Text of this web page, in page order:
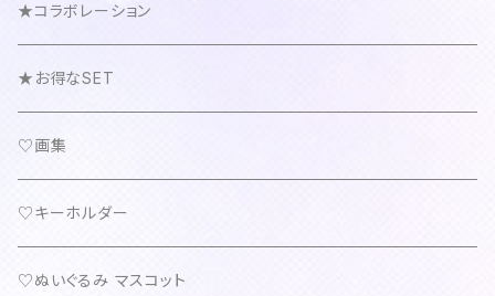
★コラボレーション
★お得なSET
♡画集
♡キーホルダー
♡ぬいぐるみ マスコット